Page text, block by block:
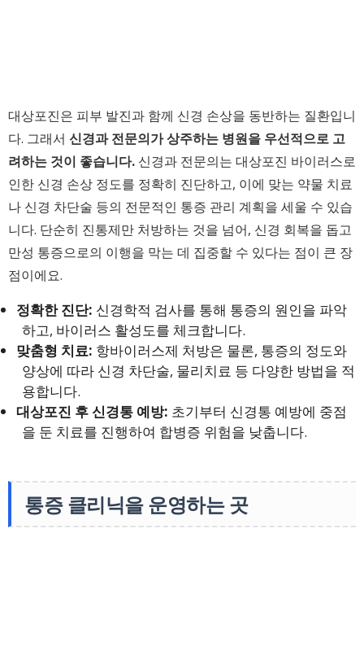
대상포진은 피부 발진과 함께 신경 손상을 동반하는 질환입니
다. 그래서 신경과 전문의가 상주하는 병원을 우선적으로 고
려하는 것이 좋습니다. 신경과 전문의는 대상포진 바이러스로
인한 신경 손상 정도를 정확히 진단하고, 이에 맞는 약물 치료
나 신경 차단술 등의 전문적인 통증 관리 계획을 세울 수 있습
니다. 단순히 진통제만 처방하는 것을 넘어, 신경 회복을 돕고
만성 통증으로의 이행을 막는 데 집중할 수 있다는 점이 큰 장
점이에요.
정확한 진단: 신경학적 검사를 통해 통증의 원인을 파악
하고, 바이러스 활성도를 체크합니다.
맞춤형 치료: 항바이러스제 처방은 물론, 통증의 정도와
양상에 따라 신경 차단술, 물리치료 등 다양한 방법을 적
용합니다.
대상포진 후 신경통 예방: 초기부터 신경통 예방에 중점
을 둔 치료를 진행하여 합병증 위험을 낮춥니다.
통증 클리닉을 운영하는 곳